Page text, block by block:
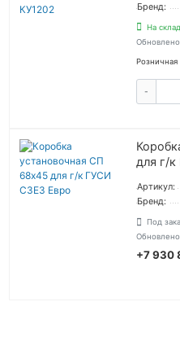
Бренд:
На
Розничная
-
для г/
Артикул:
Бренд:
Под
+7 930